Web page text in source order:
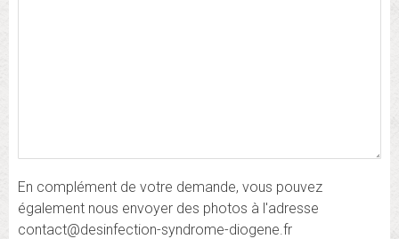
En complément de votre demande, vous pouvez
également nous envoyer des photos à l'adresse
contact@desinfection-syndrome-diogene.fr